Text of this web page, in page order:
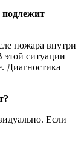
подлежит
пожара внутри
этой ситуации
Диагностика
Если